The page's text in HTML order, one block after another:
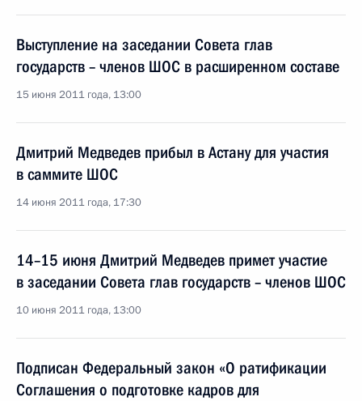
Выступление на заседании Совета глав
государств – членов ШОС в расширенном составе
15 июня 2011 года, 13:00
Дмитрий Медведев прибыл в Астану для участия
в саммите ШОС
14 июня 2011 года, 17:30
14–15 июня Дмитрий Медведев примет участие
в заседании Совета глав государств – членов ШОС
10 июня 2011 года, 13:00
Подписан Федеральный закон «О ратификации
Соглашения о подготовке кадров для